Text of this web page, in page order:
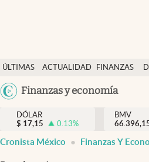
ÚLTIMAS
NOTICIAS
ACTUALIDAD
FINANZAS
Finanzas y economía
Actualidad
Finanzas y economía
Dólar y mercados
DÓLAR
$ 17,15 0.13%
BMV
Cronista México Finanzas Y